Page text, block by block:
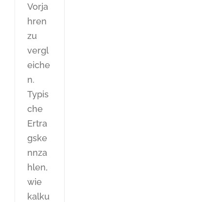
Vorja
hren
zu
vergl
eiche
n.
Typis
che
Ertra
gske
nnza
hlen,
wie
kalku